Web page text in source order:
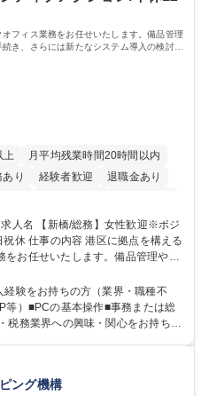
フィス業務をお任せいたします。備品管理
き、さらには新たなシステム導入の検討ま
上
月平均残業時間20時間以内
り 経験者歓迎
退職金あり
を構える
をお任せいたします。備品管理や来
続き、さらには新たなシステム導
・在庫管理、郵
の外出業務（入出金管理補助）、
内ルールの整備、職場環境の改善
土日祝休
験をお持ちの方（業界・職種不
等）■PCの基本操作■事務または総
税務業界への興味・関心をお持ちの
ング機構